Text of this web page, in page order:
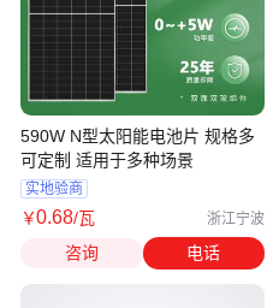
590W N型太阳能电池片 规格多
可定制 适用于多种场景
实地验商
￥0.68/瓦 浙江宁波
咨询 电话